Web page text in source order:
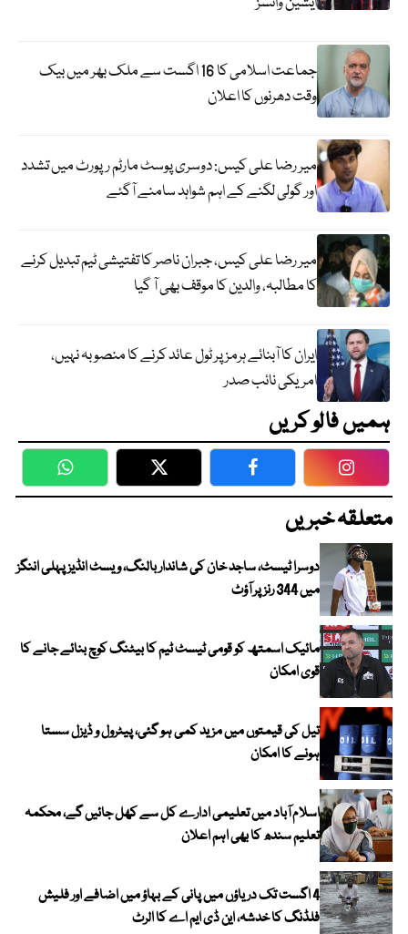
جماعت اسلامی کا 16 اگست سے ملک بھر میں بیک
وقت دھرنوں کا اعلان
میر رضا علی کیس: دوسری پوسٹ مارٹم رپورٹ میں تشدد
اور گولی لگنے کے اہم شواہد سامنے آگئے
میر رضا علی کیس، جبران ناصر کا تفتیشی ٹیم تبدیل کرنے
کا مطالبہ، والدین کا موقف بھی آ گیا
ایران کا آبنائے ہرمز پر ٹول عائد کرنے کا منصوبہ نہیں،
امریکی نائب صدر
ہمیں فالو کریں
WhatsApp Twitter Facebook
متعلقہ خبریں
دوسرا ٹیسٹ، ساجد خان کی شاندار بالنگ، ویسٹ انڈیز پہلی اننگز
میں 344 رنز پر آؤٹ
مائیک اسمتھ کو قومی ٹیسٹ ٹیم کا بیٹنگ کوچ بنائے جانے کا
قوی امکان
تیل کی قیمتوں میں مزید کمی ہو گئی، پیٹرول و ڈیزل سستا
ہونے کا امکان
اسلام آباد میں تعلیمی ادارے کل سے کھل جائیں گے، محکمہ
تعلیم سندھ کا بھی اہم اعلان
4 اگست تک دریاؤں میں پانی کے بہاؤ میں اضافے اور فلیش
فلڈنگ کا خدشہ، این ڈی ایم اے کا الرٹ